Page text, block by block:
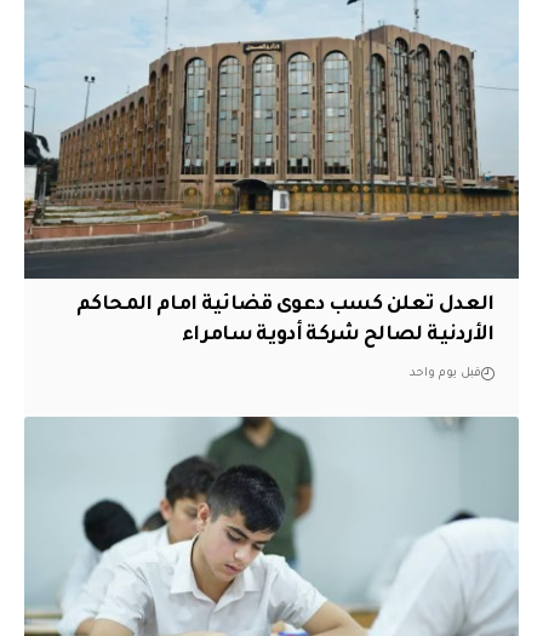
العدل تعلن كسب دعوى قضائية امام المحاكم
الأردنية لصالح شركة أدوية سامراء
قبل يوم واحد